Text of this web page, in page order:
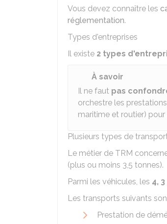
Vous devez connaître les
réglementation.
Types d'entreprises
Il existe 2 types
À savoir
Il ne faut pas
orchestre les
maritime et routier)
Plusieurs types de
Le métier de TRM
(plus ou moins 3,5 tonnes).
Parmi les véhicules, les 4,
Les transports suivants
Prestation de